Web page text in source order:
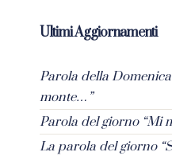
Ultimi Aggiornamenti
Parola della
monte…”
Parola del giorno “Mi
La parola del giorno